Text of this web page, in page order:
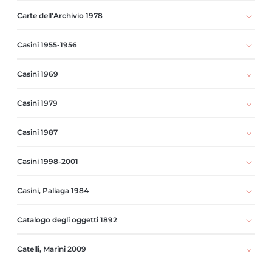
Carte dell’Archivio 1978
Casini 1955-1956
Casini 1969
Casini 1979
Casini 1987
Casini 1998-2001
Casini, Paliaga 1984
Catalogo degli oggetti 1892
Catelli, Marini 2009